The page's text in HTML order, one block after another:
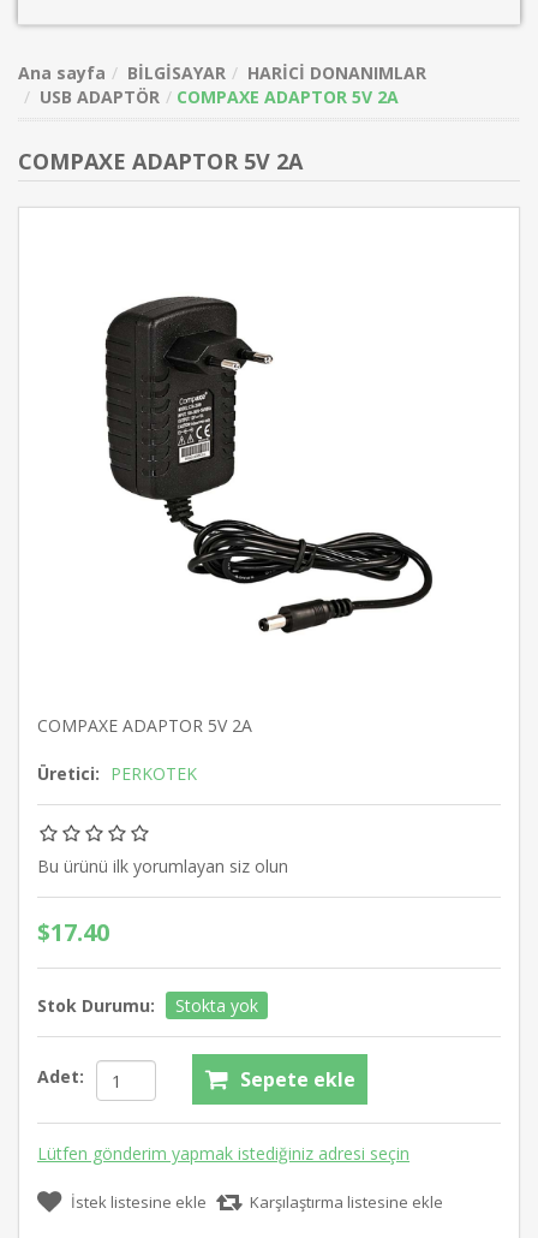
Ana sayfa BİLGİSAYAR
HARİCİ DONANIMLAR
USB ADAPTÖR
COMPAXE ADAPTOR 5V 2A
COMPAXE ADAPTOR 5V 2A
COMPAXE ADAPTOR 5V 2A
Üretici: PERKOTEK
Bu ürünü ilk yorumlayan siz olun
$17.40
Stok Durumu: Stokta yok
Adet: Sepete ekle
Lütfen gönderim yapmak istediğiniz adresi seçin
İstek listesine ekle Karşılaştırma listesine ekle